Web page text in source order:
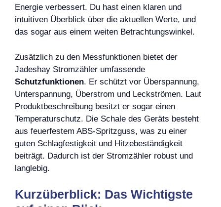
Energie verbessert. Du hast einen klaren und
intuitiven Überblick über die aktuellen Werte, und
das sogar aus einem weiten Betrachtungswinkel.
Zusätzlich zu den Messfunktionen bietet der
Jadeshay Stromzähler umfassende
Schutzfunktionen. Er schützt vor Überspannung,
Unterspannung, Überstrom und Leckströmen. Laut
Produktbeschreibung besitzt er sogar einen
Temperaturschutz. Die Schale des Geräts besteht
aus feuerfestem ABS-Spritzguss, was zu einer
guten Schlagfestigkeit und Hitzebeständigkeit
beiträgt. Dadurch ist der Stromzähler robust und
langlebig.
Kurzüberblick: Das Wichtigste